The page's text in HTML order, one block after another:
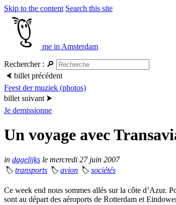
Skip to the content Search this site
me in Amsterdam
Rechercher : 🔎
⮜ billet précédent
Feest der muziek (photos)
billet suivant ⮞
Je demissionne
Un voyage avec
in dagelijks le mercredi 27 juin 2007
🏷 transports 🏷 avion 🏷 sociétés
Ce week end nous sommes allés sur la côte d’Azur.
sont au départ des aéroports de Rotterdam et